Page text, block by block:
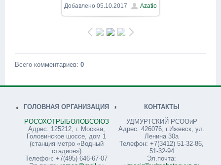
1200x900/ 283.6Kb
Добавлено 05.10.2017 Azatio
Всего комментариев: 0
ГОЛОВНАЯ ОРГАНИЗАЦИЯ
РОСОХОТРЫБОЛОВСОЮЗ
Адрес: 125212, г. Москва,
Головинское шоссе, дом 1
(станция метро «Водный
стадион»)
Телефон: +7(495) 646-67-07
КОНТАКТЫ
УДМУРТСКИЙ РСООиР
Адрес: 426076, г.Ижевск, ул.
Ленина 30а
Телефон: +7(3412) 51-32-86,
51-32-94
Эл.почта: